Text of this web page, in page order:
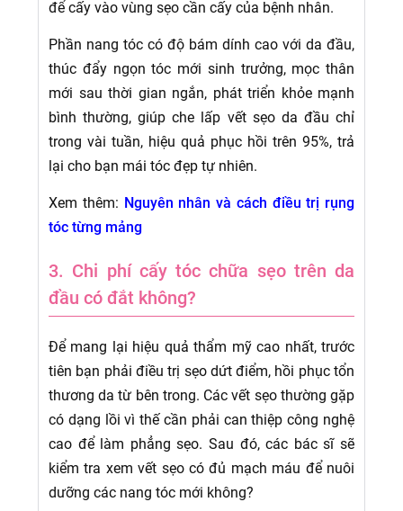
để cấy vào vùng sẹo cần cấy của bệnh nhân.
Phần nang tóc có độ bám dính cao với da đầu,
thúc đẩy ngọn tóc mới sinh trưởng, mọc thân
mới sau thời gian ngắn, phát triển khỏe mạnh
bình thường, giúp che lấp vết sẹo da đầu chỉ
trong vài tuần, hiệu quả phục hồi trên 95%, trả
lại cho bạn mái tóc đẹp tự nhiên.
Xem thêm: Nguyên nhân và cách điều trị rụng
tóc từng mảng
3. Chi phí cấy tóc chữa sẹo trên da
đầu có đắt không?
Để mang lại hiệu quả thẩm mỹ cao nhất, trước
tiên bạn phải điều trị sẹo dứt điểm, hồi phục tổn
thương da từ bên trong. Các vết sẹo thường gặp
có dạng lồi vì thế cần phải can thiệp công nghệ
cao để làm phẳng sẹo. Sau đó, các bác sĩ sẽ
kiểm tra xem vết sẹo có đủ mạch máu để nuôi
dưỡng các nang tóc mới không?